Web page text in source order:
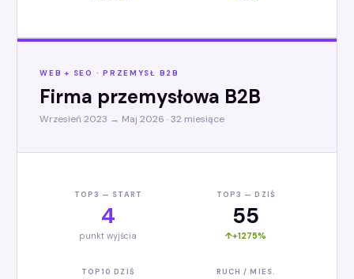
WEB + SEO · PRZEMYSŁ B2B
Firma przemysłowa B2B
Wrzesień 2023 → Maj 2026 · 32 miesiące
TOP3 — START
4
punkt wyjścia
TOP3 — DZIŚ
55
+1275%
TOP10 DZIŚ RUCH / MIES.